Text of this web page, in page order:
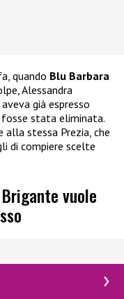
quando Blu Barbara
Alessandra
già espresso
stata eliminata.
alla stessa Prezia, che
di compiere scelte
vuole